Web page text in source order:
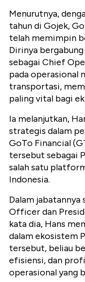
Menurutnya,
tahun di Gojek,
telah memimpin
Dirinya
sebagai Chief
pada operasional
transportasi,
paling vital bagi
Ia melanjutkan,
strategis dalam
GoTo Financial
tersebut sebagai
salah satu
Indonesia.
Dalam
Officer dan
kata dia, Hans
dalam ekosistem
tersebut, beliau
efisiensi, dan
operasional yang